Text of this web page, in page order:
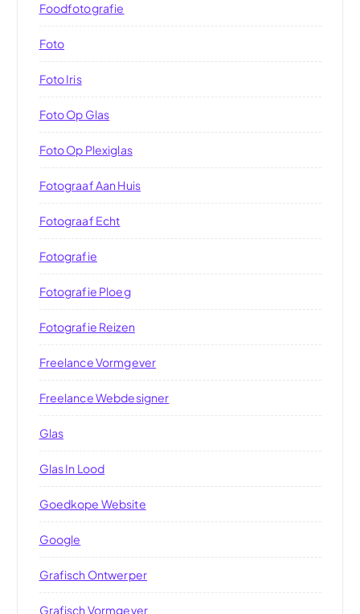
Foodfotografie
Foto
Foto Iris
Foto Op Glas
Foto Op Plexiglas
Fotograaf Aan Huis
Fotograaf Echt
Fotografie
Fotografie Ploeg
Fotografie Reizen
Freelance Vormgever
Freelance Webdesigner
Glas
Glas In Lood
Goedkope Website
Google
Grafisch Ontwerper
Grafisch Vormgever